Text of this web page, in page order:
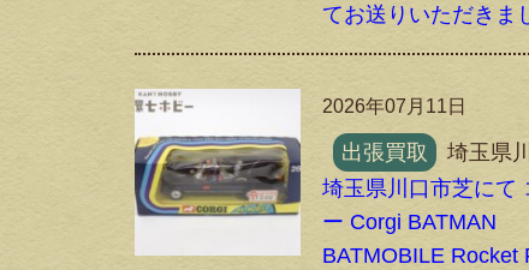
てお送りいただきま
2026年07月11日
出張買取
埼玉県
埼玉県川口市芝にて
ー Corgi BATMAN
BATMOBILE Rocket